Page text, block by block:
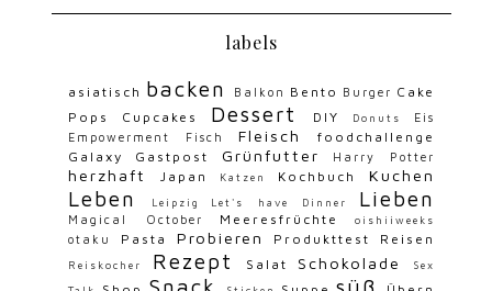
labels
asiatisch backen Balkon Bento Burger Cake
Pops
Cupcakes Dessert DIY Donuts
Eis
Empowerment
Fisch Fleisch
foodchallenge
Galaxy
Gastpost Grünfutter Harry Potter
herzhaft Japan Katzen Kochbuch Kuchen
Leben Leipzig Let's have Dinner Lieben
Magical October Meeresfrüchte oishiiweeks
otaku Pasta Probieren Produkttest Reisen
Reiskocher Rezept Salat Schokolade Sex